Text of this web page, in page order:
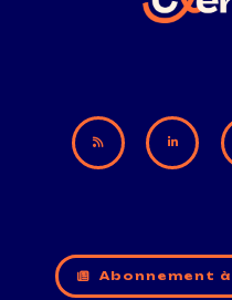
Abonnement